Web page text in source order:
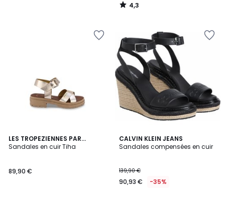
4,3
/
LES TROPEZIENNES PAR
M.BELARBI
Sandales en cuir Tiha
89,90 €
CALVIN KLEIN JEANS
Sandales compensées en cuir
139,90 €
90,93 € -35%